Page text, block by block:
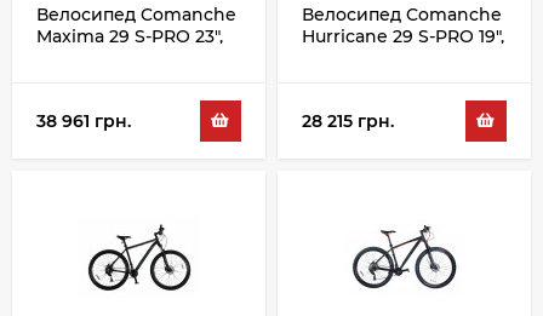
Велосипед Comanche
Maxima 29 S-PRO 23",
38 961 грн.
Велосипед Comanche
Hurricane 29 S-PRO 19",
28 215 грн.